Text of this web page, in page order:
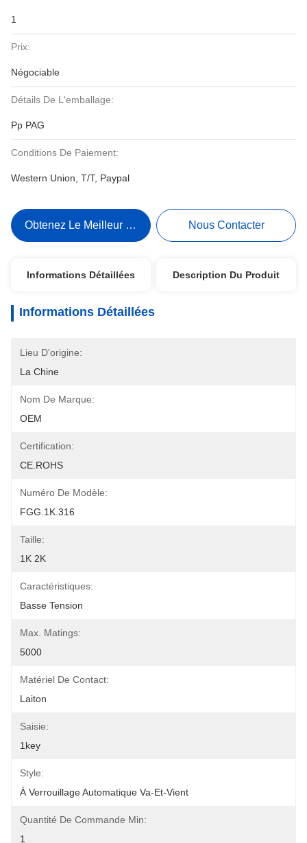
1
Prix:
Négociable
Détails De L'emballage:
Pp PAG
Conditions De Paiement:
Western Union, T/T, Paypal
Obtenez Le Meilleur Prix Nous Contacter
Informations Détaillées Description Du Produit
Informations Détaillées
Lieu D'origine:
La Chine
Nom De Marque:
OEM
Certification:
CE.ROHS
Numéro De Modèle:
FGG.1K.316
Taille:
1K 2K
Caractéristiques:
Basse Tension
Max. Matings:
5000
Matériel De Contact:
Laiton
Saisie:
1key
Style:
À Verrouillage Automatique Va-Et-Vient
Quantité De Commande Min:
1